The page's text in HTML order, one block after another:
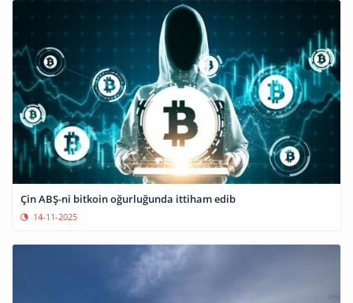
Çin ABŞ-ni bitkoin oğurluğunda ittiham edib
14-11-2025